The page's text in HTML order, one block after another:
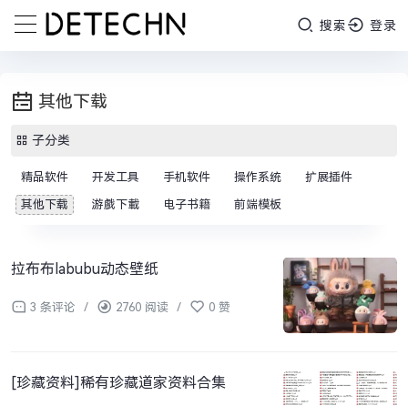
搜索 登录
其他下载
子分类
精品软件 开发工具 手机软件 操作系统
扩展插件
其他下载
游戲下載 电子书籍 前端模板
拉布布labubu动态壁纸
3 条评论 / 2760 阅读 / 0 赞
[珍藏资料]稀有珍藏道家资料合集